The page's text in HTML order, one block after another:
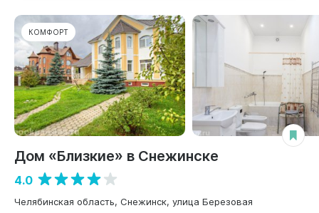
КОМФОРТ
Дом «Близкие» в Снежинске
4.0
Челябинская область, Снежинск, улица Березовая